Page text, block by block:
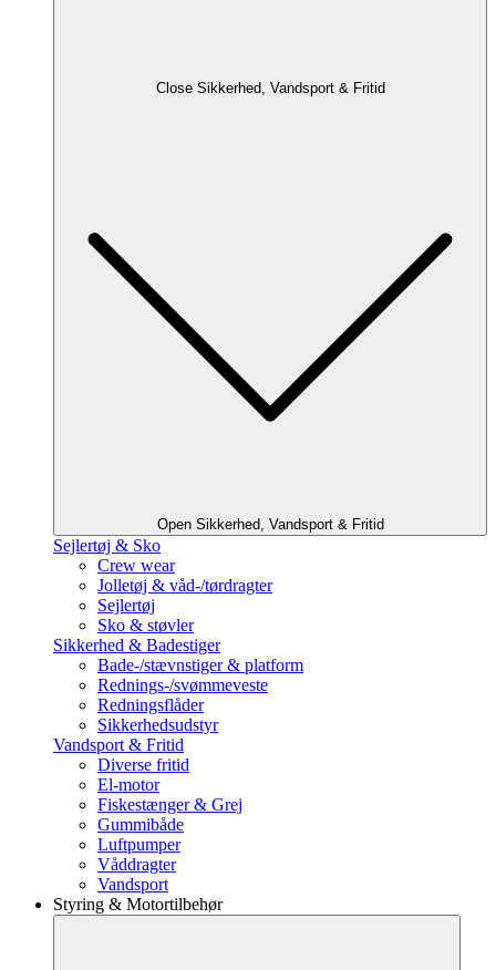
Close Sikkerhed, Vandsport & Fritid
Open Sikkerhed, Vandsport & Fritid
Sejlertøj & Sko
Crew wear
Jolletøj & våd-/tørdragter
Sejlertøj
Sko & støvler
Sikkerhed & Badestiger
Bade-/stævnstiger & platform
Rednings-/svømmeveste
Redningsflåder
Sikkerhedsudstyr
Vandsport & Fritid
Diverse fritid
El-motor
Fiskestænger & Grej
Gummibåde
Luftpumper
Våddragter
Vandsport
Styring & Motortilbehør